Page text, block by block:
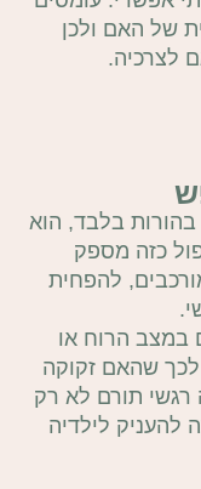
של האם ולכן
לצרכיה.
בלבד, הוא
כזה מספק
להפחית
במצב הרוח או
לכך שהאם זקוקה
רגשי תורם לא רק
להעניק לילדיה